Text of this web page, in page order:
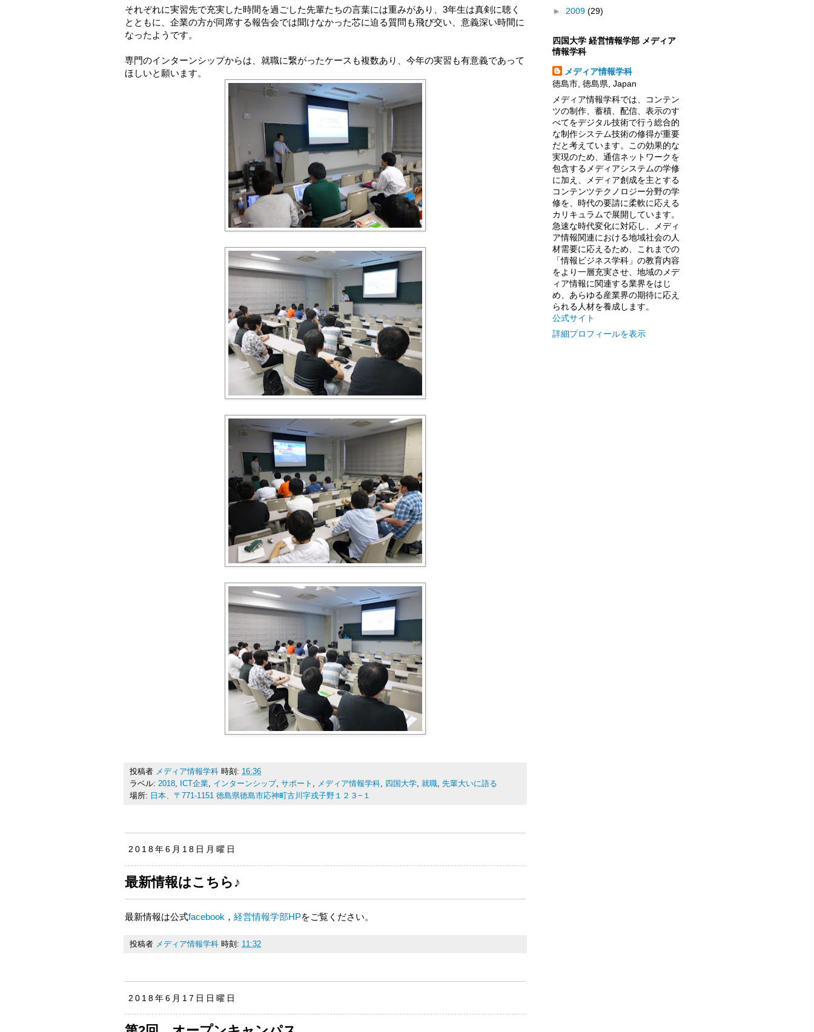
それぞれに実習先で充実した時間を過ごした先輩たちの言葉には重みがあり、3年生は真剣に聴く
とともに、企業の方が同席する報告会では聞けなかった芯に迫る質問も飛び交い、意義深い時間に
なったようです。
専門のインターンシップからは、就職に繋がったケースも複数あり、今年の実習も有意義であって
ほしいと願います。
投稿者 メディア情報学科 時刻: 16:36
ラベル: 2018, ICT企業, インターンシップ, サポート , メディア情報学科, 四国大学, 就職, 先輩大いに語る
場所: 日本、〒771-1151 徳島県徳島市応神町古川字戎子野１２３−１
2018年6月18日月曜日
最新情報はこちら♪
最新情報は公式facebook ， 経営情報学部HPをご覧ください。
投稿者 メディア情報学科 時刻: 11:32
2018年6月17日日曜日
► 2009 (29)
四国大学 経営情報学部 メディア
情報学科
メディア情報学科
徳島市, 徳島県, Japan
メディア情報学科では、コンテン
ツの制作、蓄積、配信、表示のす
べてをデジタル技術で行う総合的
な制作システム技術の修得が重要
だと考えています。この効果的な
実現のため、通信ネットワークを
包含するメディアシステムの学修
に加え、メディア創成を主とする
コンテンツテクノロジー分野の学
修を、時代の要請に柔軟に応える
カリキュラムで展開しています。
急速な時代変化に対応し、メディ
ア情報関連における地域社会の人
材需要に応えるため、これまでの
「情報ビジネス学科」の教育内容
をより一層充実させ、地域のメデ
ィア情報に関連する業界をはじ
め、あらゆる産業界の期待に応え
られる人材を養成します。
公式サイト
詳細プロフィールを表示